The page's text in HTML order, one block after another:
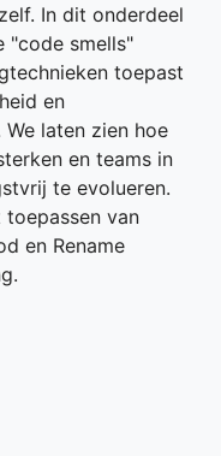
In dit onderdeel
"code smells"
toepast
en
laten zien hoe
en teams in
te evolueren.
van
en Rename